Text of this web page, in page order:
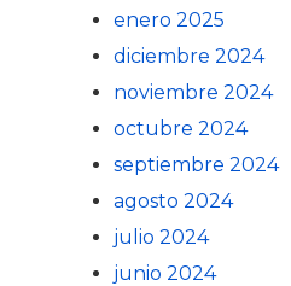
enero 2025
diciembre 2024
noviembre 2024
octubre 2024
septiembre 2024
agosto 2024
julio 2024
junio 2024